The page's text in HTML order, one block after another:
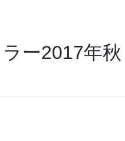
ー2017年